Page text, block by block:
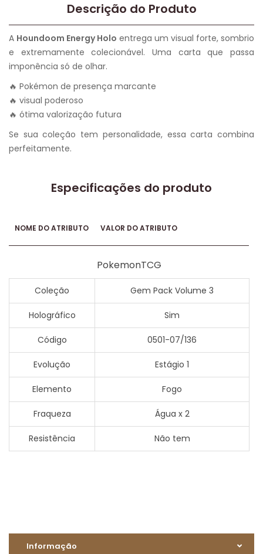
Descrição do Produto
A Houndoom Energy Holo entrega um visual forte, sombrio
e extremamente colecionável. Uma carta que passa
imponência só de olhar.
🔥 Pokémon de presença marcante
🔥 visual poderoso
🔥 ótima valorização futura
Se sua coleção tem personalidade, essa carta combina
perfeitamente.
Especificações do produto
NOME DO ATRIBUTO VALOR DO ATRIBUTO
PokemonTCG
Coleção Gem Pack Volume 3
Holográfico Sim
Código 0501-07/136
Evolução Estágio 1
Elemento Fogo
Fraqueza Água x 2
Resistência Não tem
Informação